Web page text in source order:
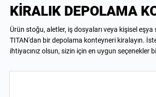
KIRALIK DEPOLAMA
Ürün stoğu, aletler, iş dosyaları veya kişisel
TITAN'dan birdepolama konteyneri kiralayın.
ihtiyacınız olsun, sizin için en uygun seçenekler